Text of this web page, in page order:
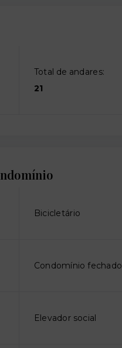
Total de andares:
21
Bicicletário
Condomínio fechado
Elevador social